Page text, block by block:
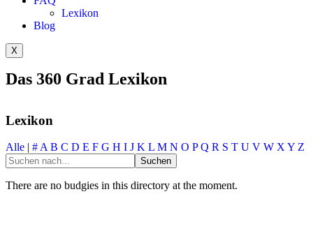
Lexikon
Blog
X
Das 360 Grad Lexikon
Lexikon
Alle | #A B C D E F G H I J K L M N O P Q R S T U V W XY Z
There are no budgies in this directory at the moment.